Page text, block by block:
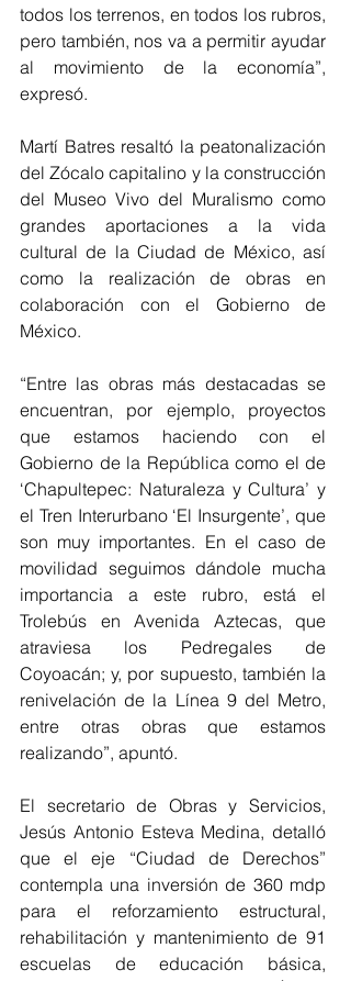
todos los terrenos, en todos los rubros,
pero también, nos va a permitir ayudar
al movimiento de la economía”,
expresó.
Martí Batres resaltó la peatonalización
del Zócalo capitalino y la construcción
del Museo Vivo del Muralismo como
grandes aportaciones a la vida
cultural de la Ciudad de México, así
como la realización de obras en
colaboración con el Gobierno de
México.
“Entre las obras más destacadas se
encuentran, por ejemplo, proyectos
que estamos haciendo con el
Gobierno de la República como el de
‘Chapultepec: Naturaleza y Cultura’ y
el Tren Interurbano ‘El Insurgente’, que
son muy importantes. En el caso de
movilidad seguimos dándole mucha
importancia a este rubro, está el
Trolebús en Avenida Aztecas, que
atraviesa los Pedregales de
Coyoacán; y, por supuesto, también la
renivelación de la Línea 9 del Metro,
entre otras obras que estamos
realizando”, apuntó.
El secretario de Obras y Servicios,
Jesús Antonio Esteva Medina, detalló
que el eje “Ciudad de Derechos”
contempla una inversión de 360 mdp
para el reforzamiento estructural,
rehabilitación y mantenimiento de 91
escuelas de educación básica,